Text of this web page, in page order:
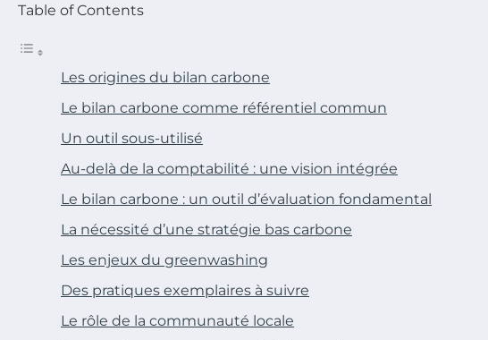
Table of Contents
Les origines du bilan carbone
Le bilan carbone comme référentiel commun
Un outil sous-utilisé
Au-delà de la comptabilité : une vision intégrée
Le bilan carbone : un outil d’évaluation fondamental
La nécessité d’une stratégie bas carbone
Les enjeux du greenwashing
Des pratiques exemplaires à suivre
Le rôle de la communauté locale